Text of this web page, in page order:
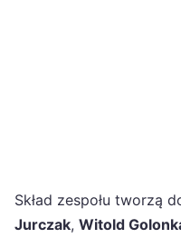
Skład zespołu tworzą
Jurczak, Witold